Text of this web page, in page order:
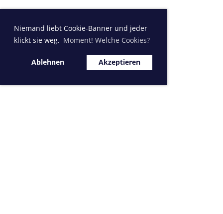
Niemand liebt Cookie-Banner und jeder
klickt sie weg. Moment! Welche Cookies?
Ablehnen Akzeptieren